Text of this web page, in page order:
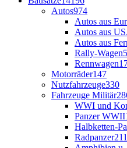
Autos974
Autos aus
Autos aus
Autos aus
Rally-Wagen
Rennwagen
Motorräder147
Nutzfahrzeuge330
Fahrzeuge Militär
WWI und
Panzer WWII
Halbketten-
Radpanzer211